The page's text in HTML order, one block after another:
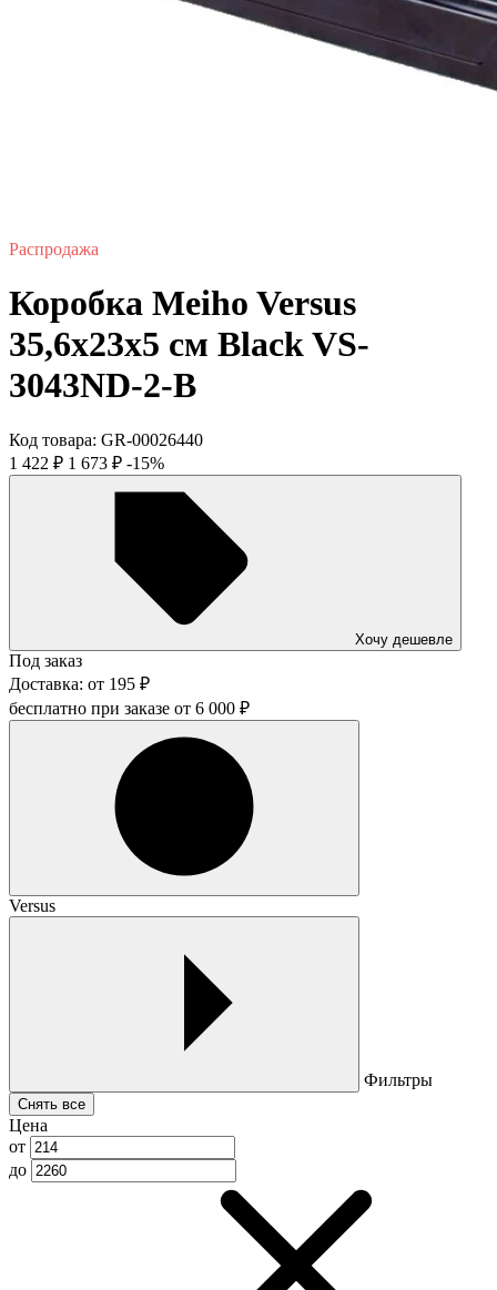
Распродажа
Коробка Meiho Versus
35,6х23х5 см Black VS-
3043ND-2-B
Код товара: GR-00026440
1 422 ₽ 1 673 ₽ -15%
Хочу дешевле
Под заказ
Доставка: от 195 ₽
бесплатно при заказе от 6 000 ₽
Versus
Фильтры
Снять все
Цена
от
до